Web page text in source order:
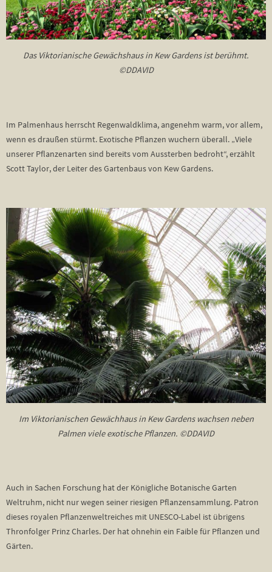
Das Viktorianische Gewächshaus in Kew Gardens ist berühmt.
©DDAVID
Im Palmenhaus herrscht Regenwaldklima, angenehm warm, vor allem,
wenn es draußen stürmt. Exotische Pflanzen wuchern überall. „Viele
unserer Pflanzenarten sind bereits vom Aussterben bedroht“, erzählt
Scott Taylor, der Leiter des Gartenbaus von Kew Gardens.
Im Viktorianischen Gewächhaus in Kew Gardens wachsen neben
Palmen viele exotische Pflanzen. ©DDAVID
Auch in Sachen Forschung hat der Königliche Botanische Garten
Weltruhm, nicht nur wegen seiner riesigen Pflanzensammlung. Patron
dieses royalen Pflanzenweltreiches mit UNESCO-Label ist übrigens
Thronfolger Prinz Charles. Der hat ohnehin ein Faible für Pflanzen und
Gärten.